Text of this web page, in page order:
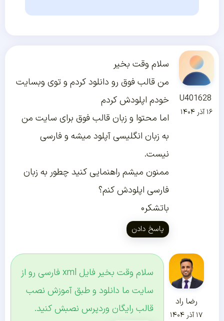
U401628
۱۶ آذر ۱۴۰۴
سلام وقت بخیر
من قالب فوق رو دانلود کردم و توی وبسایت
خودم اپلودش کردم
اما محتوا و زبان قالب فوق برای سایت من
به زبان انگلیسی آپلود میشه و فارسی
نیست.
ممنون میشم راهنمایی کنید چطور به زبان
فارسی اپلودش کنم؟
باتشکر۰
پاسخ دادن
رضا راد
۱۷ آذر ۱۴۰۴
سلام وقت بخیر فایل xml فارسی رو از
سایت ما دانلود و طبق آموزش نصب
قالب رایگان وردپرس نصبش کنید.